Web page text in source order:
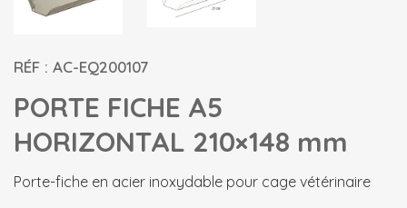
RÉF : AC-EQ200107
PORTE FICHE A5
HORIZONTAL 210×148 mm
Porte-fiche en acier inoxydable pour cage vétérinaire